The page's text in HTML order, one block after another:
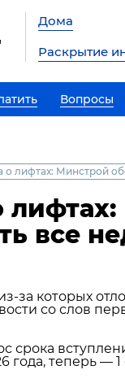
Дома
Раскрытие
Вопросы
о лифтах: Минстрой
все
которых
со слов
срока
года, теперь —